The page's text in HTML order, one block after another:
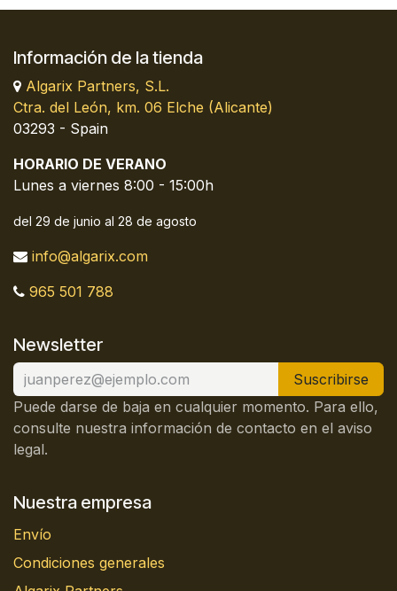
Información de la tienda
Algarix Partners, S.L.
Ctra. del León, km. 06 Elche (Alicante)
03293 - Spain
HORARIO DE VERANO
Lunes a viernes 8:00 - 15:00h
del 29 de junio al 28 de agosto
info@algarix.com
965 501 788
Newsletter
Suscribirse
Puede darse de baja en cualquier momento. Para ello,
consulte nuestra información de contacto en el aviso
legal.
Nuestra empresa
Envío
Condiciones generales